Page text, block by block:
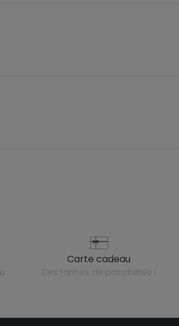
carte cadeau
des tonnes de possibilités !